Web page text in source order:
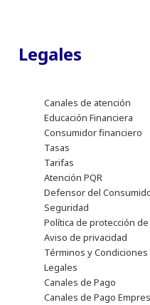
Legales
Canales de atención
Educación Financiera
Consumidor financiero
Tasas
Tarifas
Atención PQR
Defensor del
Seguridad
Política de protección
Aviso de privacidad
Términos y Condiciones
Legales
Canales de Pago
Canales de Pago